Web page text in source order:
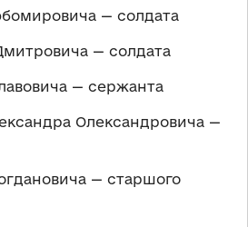
— солдата
— солдата
— сержанта
Олександровича —
— старшого